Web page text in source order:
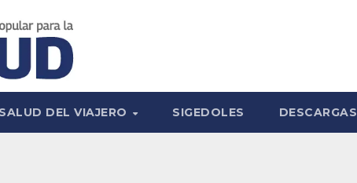
SALUD DEL VIAJERO SIGEDOLES DESCARGAS